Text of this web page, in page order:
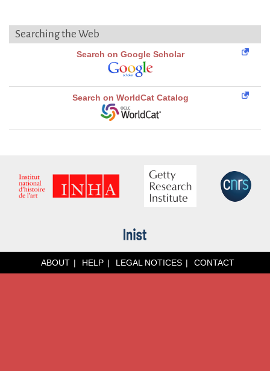
Searching the Web
Search on Google Scholar
Search on WorldCat Catalog
ABOUT HELP LEGAL NOTICES CONTACT